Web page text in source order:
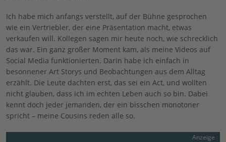
Ich habe mich anfangs verstellt, auf der Bühne gesprochen
wie ein Vertriebler, der eine Präsentation macht, etwas
verkaufen will. Kollegen sagen mir heute noch, wie schrecklich
das war. Ein ganz großer Moment kam, als meine Videos auf
Social Media funktionierten. Darin habe ich einfach in
besonnener Art Storys und Beobachtungen aus dem Alltag
erzählt. Die Leute dachten erst, das sei ein Act, und wollten
nicht glauben, dass ich im echten Leben auch so bin. Dabei
kennt doch jeder jemanden, der ein bisschen monotoner
spricht – meine Cousins reden alle so.
Anzeige